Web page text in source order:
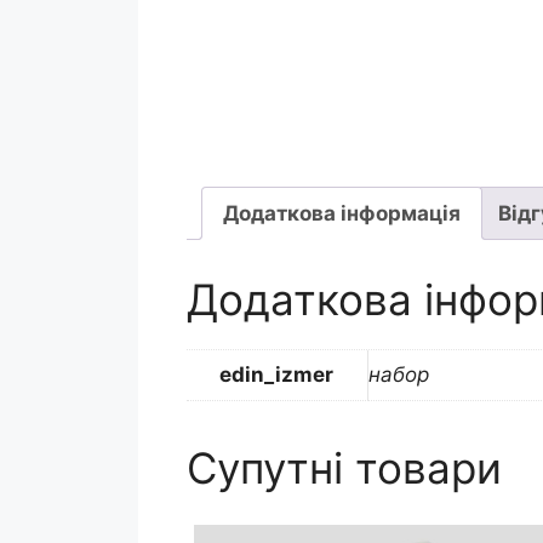
Додаткова інформація
Додаткова
edin_izmer набор
Супутні товари